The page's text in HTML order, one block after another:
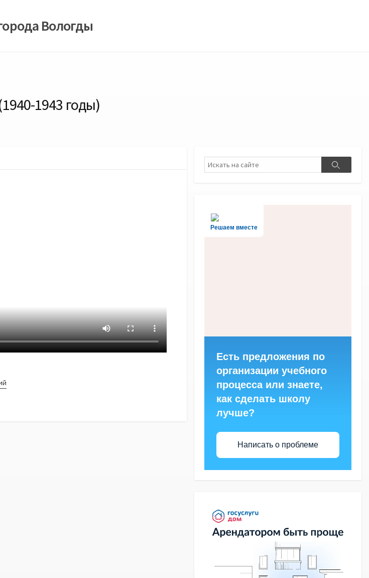
Вологды
1943 годы)
Поиск
Поиск
Решаем вместе
Есть предложения по
организации учебного
процесса или знаете,
как сделать школу
лучше?
Написать о проблеме